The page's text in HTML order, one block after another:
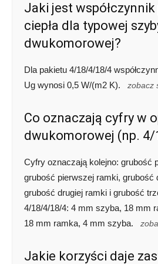
Jaki jest
ciepła dla typowej
dwukomorowej?
Dla pakietu 4/18/4/18/4
Ug wynosi 0,5 W/(m2 K).
zobacz
Co oznaczają cyfry w
dwukomorowej (np.
Cyfry oznaczają kolejno: grubość
grubość pierwszej ramki, grubość
grubość drugiej ramki i grubość
4/18/4/18/4: 4 mm szyba, 18 mm
18 mm ramka, 4 mm szyba.
Jakie korzyści daje